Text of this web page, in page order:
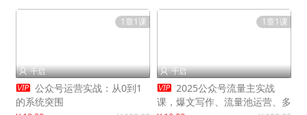
1章1课
 千启
 公众号运营实战：从0到1
的系统突围
1章1课
 千启
 2025公众号流量主实战
课，爆文写作、流量池运营、多